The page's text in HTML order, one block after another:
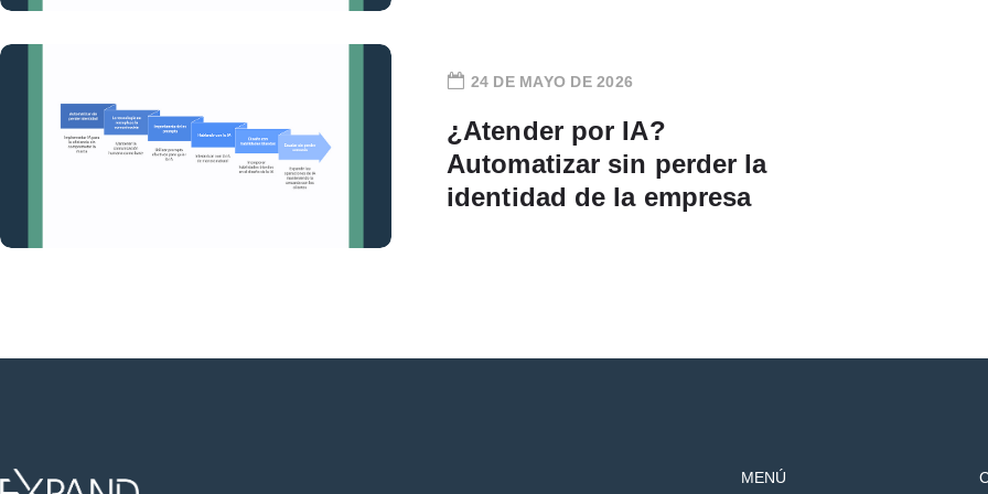
24 DE MAYO DE 2026
¿Atender por IA?
Automatizar sin perder la
identidad de la empresa
MENÚ